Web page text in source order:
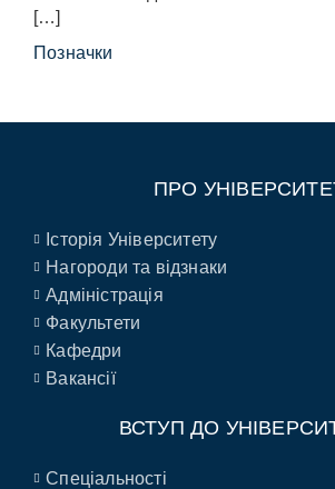
[…]
Позначки
ПРО
Історія Університету
Нагороди та відзнаки
Адміністрація
Факультети
Кафедри
Вакансії
ВСТУП ДО
Спеціальності